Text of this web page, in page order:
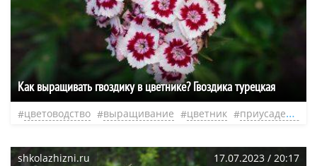
Как выращивать гвоздику в цветнике? Гвоздика турецкая
цветоводство выращивание цветник приусадебный участок
shkolazhizni.ru 17.07.2023 / 20:17